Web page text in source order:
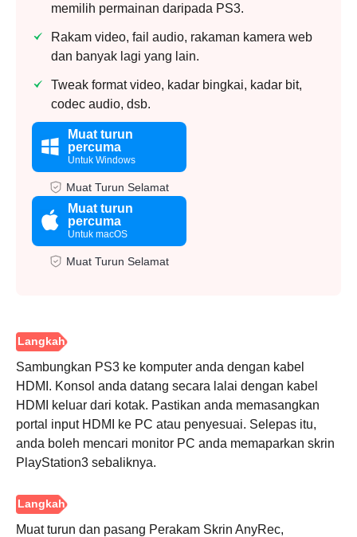
memilih permainan daripada PS3.
Rakam video, fail audio, rakaman kamera web
dan banyak lagi yang lain.
Tweak format video, kadar bingkai, kadar bit,
codec audio, dsb.
Muat turun
percuma
Untuk Windows
Muat Turun Selamat
Muat turun
percuma
Untuk macOS
Muat Turun Selamat
Sambungkan PS3 ke komputer anda dengan kabel
HDMI. Konsol anda datang secara lalai dengan kabel
HDMI keluar dari kotak. Pastikan anda memasangkan
portal input HDMI ke PC atau penyesuai. Selepas itu,
anda boleh mencari monitor PC anda memaparkan skrin
PlayStation3 sebaliknya.
Muat turun dan pasang Perakam Skrin AnyRec,